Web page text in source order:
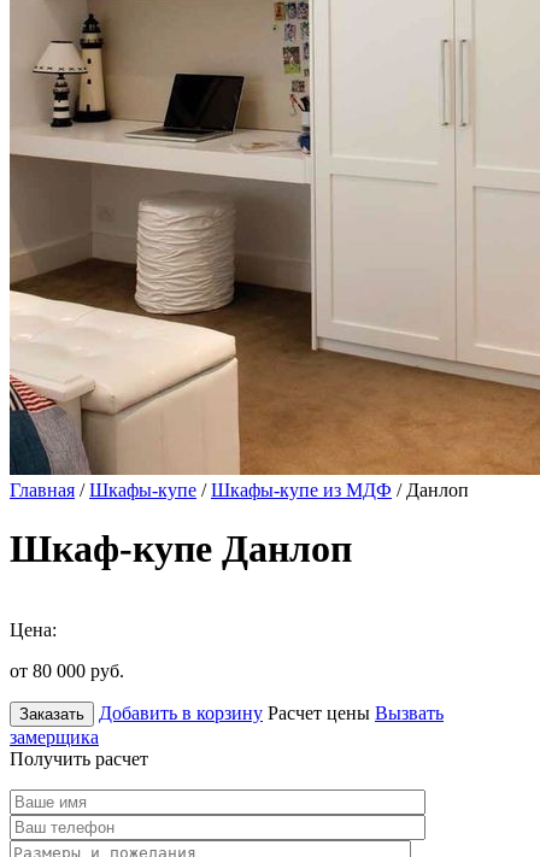
Главная /Шкафы-купе /Шкафы-купе из МДФ / Данлоп
Шкаф-купе Данлоп
Цена:
от 80 000 руб.
Заказать Добавить в корзину Расчет цены Вызвать
замерщика
Получить расчет